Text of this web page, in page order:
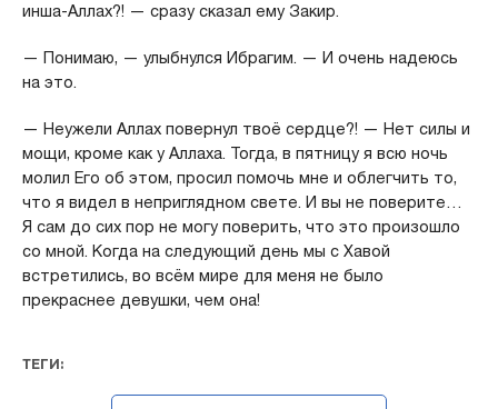
инша-Аллах?! — сразу сказал ему Закир.
— Понимаю, — улыбнулся Ибрагим. — И очень надеюсь
на это.
— Неужели Аллах повернул твоё сердце?! — Нет силы и
мощи, кроме как у Аллаха. Тогда, в пятницу я всю ночь
молил Его об этом, просил помочь мне и облегчить то,
что я видел в неприглядном свете. И вы не поверите…
Я сам до сих пор не могу поверить, что это произошло
со мной. Когда на следующий день мы с Хавой
встретились, во всём мире для меня не было
прекраснее девушки, чем она!
ТЕГИ: